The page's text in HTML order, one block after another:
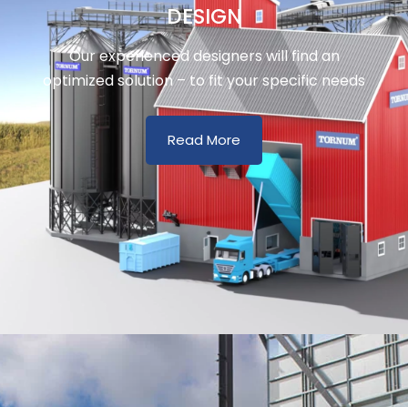
DESIGN
Our experienced designers will find an
optimized solution – to fit your specific needs
Read More